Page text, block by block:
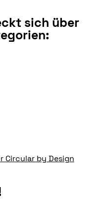
sich über
Circular by Design